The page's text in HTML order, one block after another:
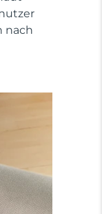
nach